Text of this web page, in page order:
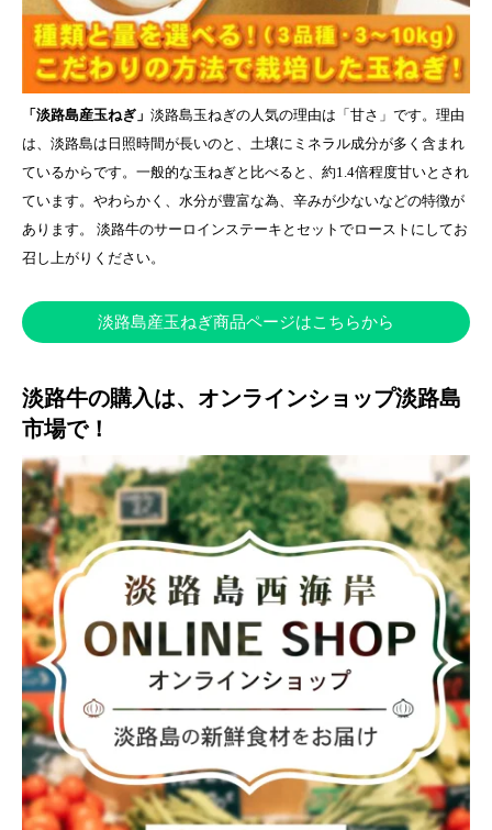
「淡路島産玉ねぎ」 淡路島玉ねぎの人気の理由は「甘さ」です。理由
は、淡路島は日照時間が長いのと、土壌にミネラル成分が多く含まれ
ているからです。一般的な玉ねぎと比べると、約1.4倍程度甘いとされ
ています。やわらかく、水分が豊富な為、辛みが少ないなどの特徴が
あります。 淡路牛のサーロインステーキとセットでローストにしてお
召し上がりください。
淡路島産玉ねぎ商品ページはこちらから
淡路牛の購入は、オンラインショップ淡路島
市場で！